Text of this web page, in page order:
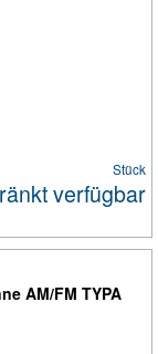
Stück
AM/FM TYPA